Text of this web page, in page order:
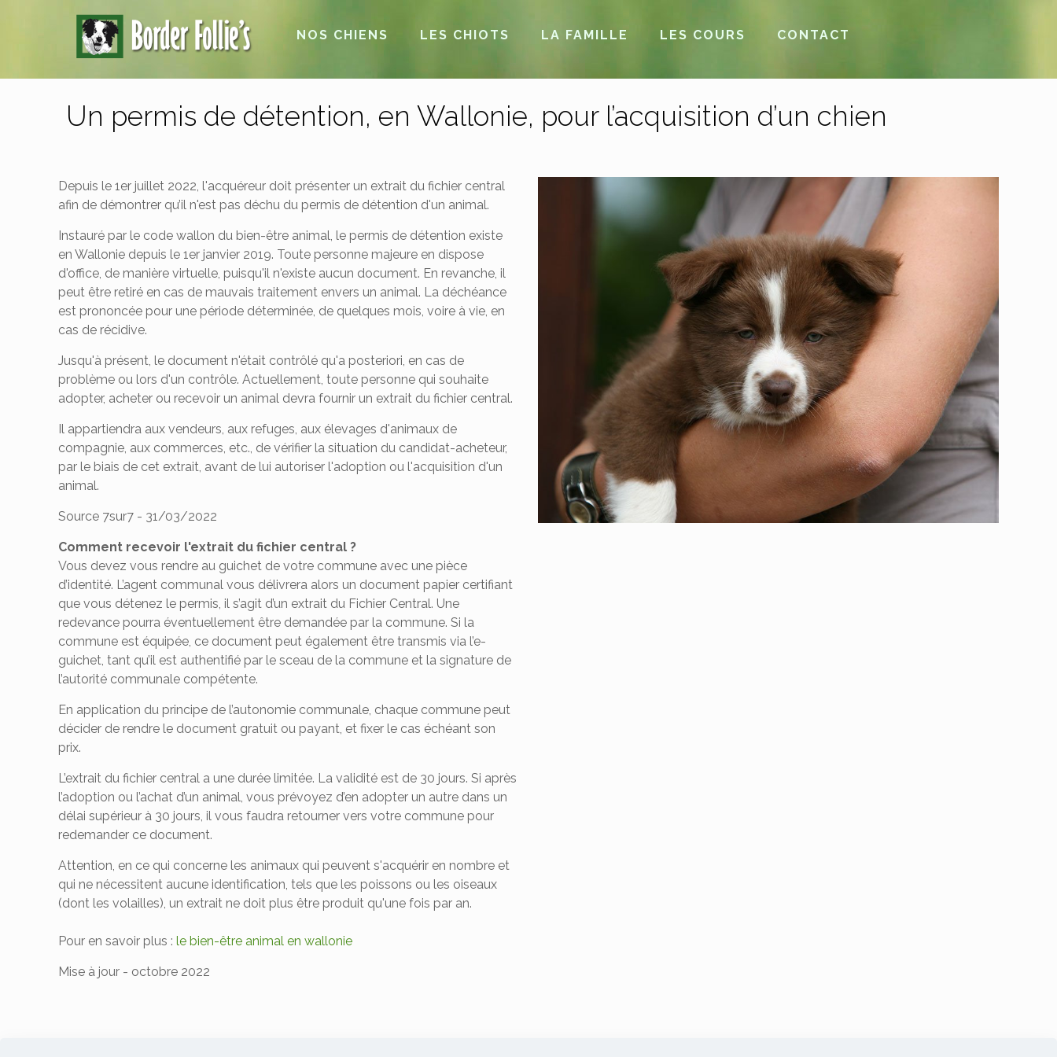
NOS CHIENS LES CHIOTS LA FAMILLE LES COURS CONTACT
Un permis de détention, en Wallonie, pour l’acquisition d’un chien
Depuis le 1er juillet 2022, l'acquéreur doit présenter un extrait du fichier central
afin de démontrer qu’il n'est pas déchu du permis de détention d'un animal.
Instauré par le code wallon du bien-être animal, le permis de détention existe
en Wallonie depuis le 1er janvier 2019. Toute personne majeure en dispose
d'office, de manière virtuelle, puisqu'il n'existe aucun document. En revanche, il
peut être retiré en cas de mauvais traitement envers un animal. La déchéance
est prononcée pour une période déterminée, de quelques mois, voire à vie, en
cas de récidive.
Jusqu'à présent, le document n'était contrôlé qu'a posteriori, en cas de
problème ou lors d'un contrôle. Actuellement, toute personne qui souhaite
adopter, acheter ou recevoir un animal devra fournir un extrait du fichier central.
Il appartiendra aux vendeurs, aux refuges, aux élevages d'animaux de
compagnie, aux commerces, etc., de vérifier la situation du candidat-acheteur,
par le biais de cet extrait, avant de lui autoriser l'adoption ou l'acquisition d'un
animal.
Source 7sur7 - 31/03/2022
Comment recevoir l'extrait du fichier central ?
Vous devez vous rendre au guichet de votre commune avec une pièce
d’identité. L’agent communal vous délivrera alors un document papier certifiant
que vous détenez le permis, il s’agit d’un extrait du Fichier Central. Une
redevance pourra éventuellement être demandée par la commune. Si la
commune est équipée, ce document peut également être transmis via l’e-
guichet, tant qu’il est authentifié par le sceau de la commune et la signature de
l’autorité communale compétente.
En application du principe de l’autonomie communale, chaque commune peut
décider de rendre le document gratuit ou payant, et fixer le cas échéant son
prix.
L’extrait du fichier central a une durée limitée. La validité est de 30 jours. Si après
l’adoption ou l’achat d’un animal, vous prévoyez d’en adopter un autre dans un
délai supérieur à 30 jours, il vous faudra retourner vers votre commune pour
redemander ce document.
Attention, en ce qui concerne les animaux qui peuvent s'acquérir en nombre et
qui ne nécessitent aucune identification, tels que les poissons ou les oiseaux
(dont les volailles), un extrait ne doit plus être produit qu'une fois par an.
Pour en savoir plus : le bien-être animal en wallonie
Mise à jour - octobre 2022